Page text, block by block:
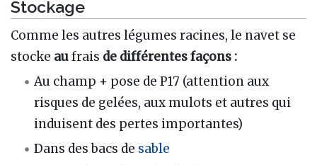
Stockage
Comme les autres légumes racines, le navet se
stocke aufrais de différentes façons :
Au champ + pose de P17 (attention aux
risques de gelées, aux mulots et autres qui
induisent des pertes importantes)
Dans des bacs de sable